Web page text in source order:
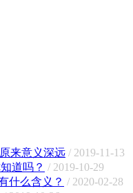
来意义深远 / 2019-11-13
道吗？ / 2019-10-29
什么含义？ / 2020-02-28